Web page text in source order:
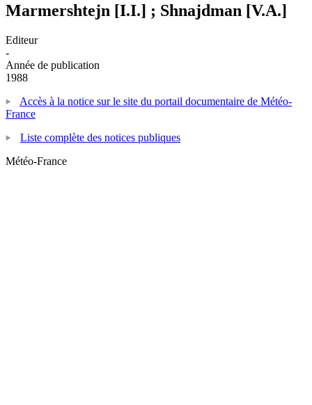
Marmershtejn [I.I.] ; Shnajdman [V.A.]
Editeur
-
Année de publication
1988
Accès à la notice sur le site du portail documentaire de Météo-
France
Liste complète des notices publiques
Météo-France